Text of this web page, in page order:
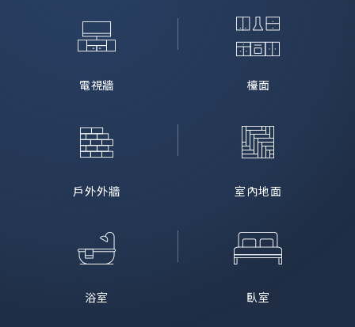
電視牆 檯面
戶外外牆 室內地面
浴室 臥室